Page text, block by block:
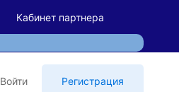
Кабинет партнера
Войти Регистрация